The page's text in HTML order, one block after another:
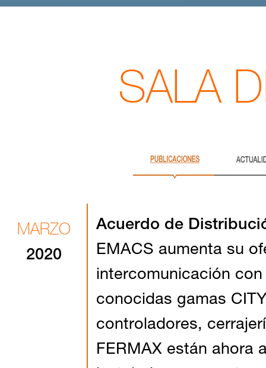
SALA
MARZO
2020
Acuerdo de
EMACS aumenta su
intercomunicación
conocidas gamas
controladores,
FERMAX están ahora